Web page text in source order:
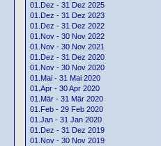
01.Dez - 31 Dez 2025
01.Dez - 31 Dez 2023
01.Dez - 31 Dez 2022
01.Nov - 30 Nov 2022
01.Nov - 30 Nov 2021
01.Dez - 31 Dez 2020
01.Nov - 30 Nov 2020
01.Mai - 31 Mai 2020
01.Apr - 30 Apr 2020
01.Mär - 31 Mär 2020
01.Feb - 29 Feb 2020
01.Jan - 31 Jan 2020
01.Dez - 31 Dez 2019
01.Nov - 30 Nov 2019